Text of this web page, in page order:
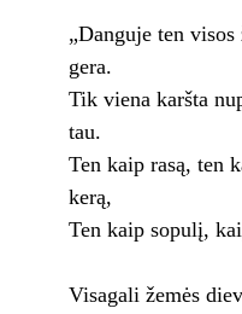
„Danguje ten
gera.
Tik viena karšta
tau.
Ten kaip rasą, ten
kerą,
Ten kaip sopulį,
Visagali žemės